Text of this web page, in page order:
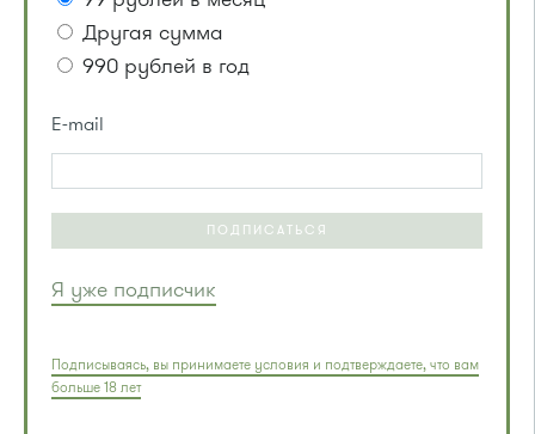
Другая сумма
990 рублей в год
E-mail
ПОДПИСАТЬСЯ
Я уже подписчик
Подписываясь, вы принимаете условия и подтверждаете, что вам
больше 18 лет